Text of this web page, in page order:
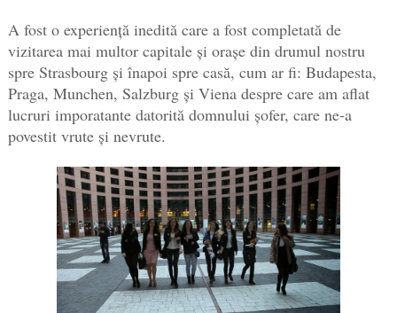
A fost o experiență inedită care a fost completată de
vizitarea mai multor capitale și orașe din drumul nostru
spre Strasbourg și înapoi spre casă, cum ar fi: Budapesta,
Praga, Munchen, Salzburg și Viena despre care am aflat
lucruri imporatante datorită domnului șofer, care ne-a
povestit vrute și nevrute.